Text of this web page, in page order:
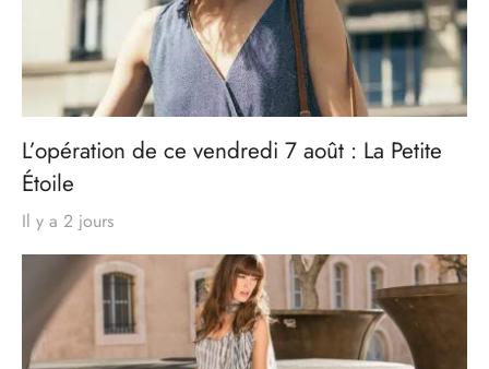
L’opération de ce vendredi 7 août : La Petite
Étoile
Il y a 2 jours